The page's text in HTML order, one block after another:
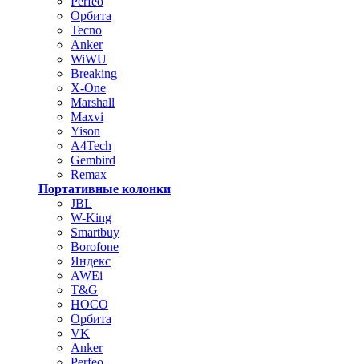
Орбита
Tecno
Anker
WiWU
Breaking
X-One
Marshall
Maxvi
Yison
A4Tech
Gembird
Remax
Портативные колонки
JBL
W-King
Smartbuy
Borofone
Яндекс
AWEi
T&G
HOCO
Орбита
VK
Anker